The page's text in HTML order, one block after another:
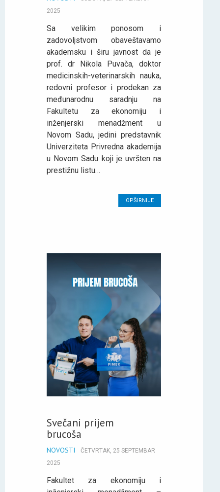
2025
Sa velikim ponosom i
zadovoljstvom obaveštavamo
akademsku i širu javnost da je
prof. dr Nikola Puvača, doktor
medicinskih-veterinarskih nauka,
redovni profesor i prodekan za
međunarodnu saradnju na
Fakultetu za ekonomiju i
inženjerski menadžment u
Novom Sadu, jedini predstavnik
Univerziteta Privredna akademija
u Novom Sadu koji je uvršten na
prestižnu listu…
OPŠIRNIJE
Svečani prijem
brucoša
NOVOSTI
ČETVRTAK, 25 SEPTEMBAR
2025
Fakultet za ekonomiju i